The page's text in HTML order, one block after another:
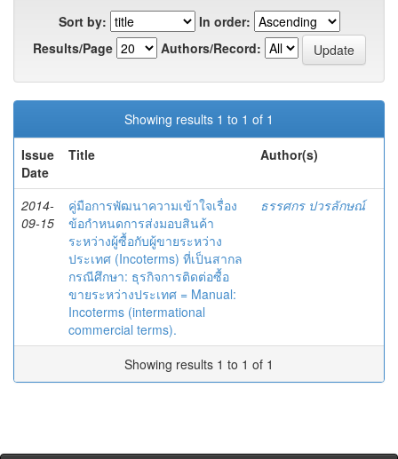
Sort by:
In order:
Results/Page
Authors/Record:
Showing results 1 to 1 of 1
Issue
Date
Title Author(s)
2014-
09-15
คู่มือการพัฒนาความเข้าใจเรื่อง
ข้อกำหนดการส่งมอบสินค้า
ระหว่างผู้ซื้อกับผู้ขายระหว่าง
ประเทศ (Incoterms) ที่เป็นสากล
กรณีศึกษา: ธุรกิจการติดต่อซื้อ
ขายระหว่างประเทศ = Manual:
Incoterms (intermational
commercial terms).
ธรรศกร ปวรลักษณ์
Showing results 1 to 1 of 1